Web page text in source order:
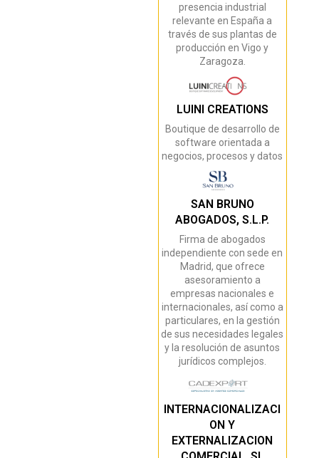
presencia industrial
relevante en España a
través de sus plantas de
producción en Vigo y
Zaragoza.
LUINI CREATIONS
Boutique de desarrollo de
software orientada a
negocios, procesos y datos
SAN BRUNO
ABOGADOS, S.L.P.
Firma de abogados
independiente con sede en
Madrid, que ofrece
asesoramiento a
empresas nacionales e
internacionales, así como a
particulares, en la gestión
de sus necesidades legales
y la resolución de asuntos
jurídicos complejos.
INTERNACIONALIZACI
ON Y
EXTERNALIZACION